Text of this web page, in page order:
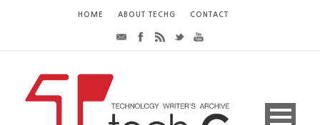
HOME ABOUT TECHG CONTACT